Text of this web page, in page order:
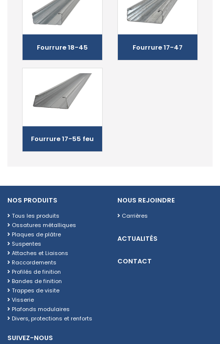
Fourrure 18-45 Fourrure 17-47
Fourrure 17-55 feu
NOS PRODUITS
Tous les produits
Ossatures métalliques
Plaques de plâtre
Suspentes
Attaches et Liaisons
Raccordements
Profilés de finition
Bandes de finition
Trappes de visite
Visserie
Plafonds modulaires
Divers, protections et renforts
NOUS REJOINDRE
Carrières
ACTUALITÉS
CONTACT
SUIVEZ-NOUS